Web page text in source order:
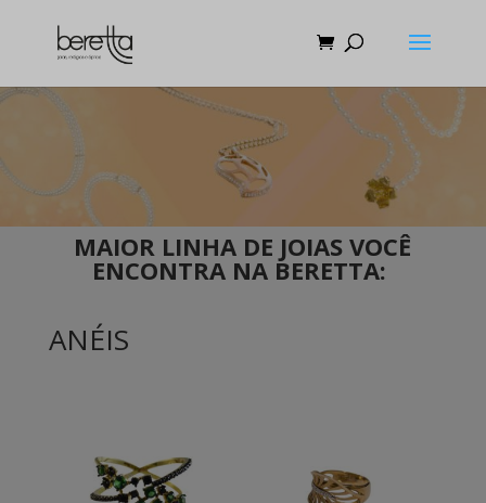
MAIOR LINHA DE JOIAS VOCÊ
ENCONTRA NA BERETTA:
ANÉIS